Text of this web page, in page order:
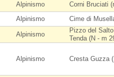
Alpinismo
Corni Bruciati
Alpinismo Cime di
Alpinismo
Pizzo del
Tenda (N - m
Alpinismo Cresta Guzza